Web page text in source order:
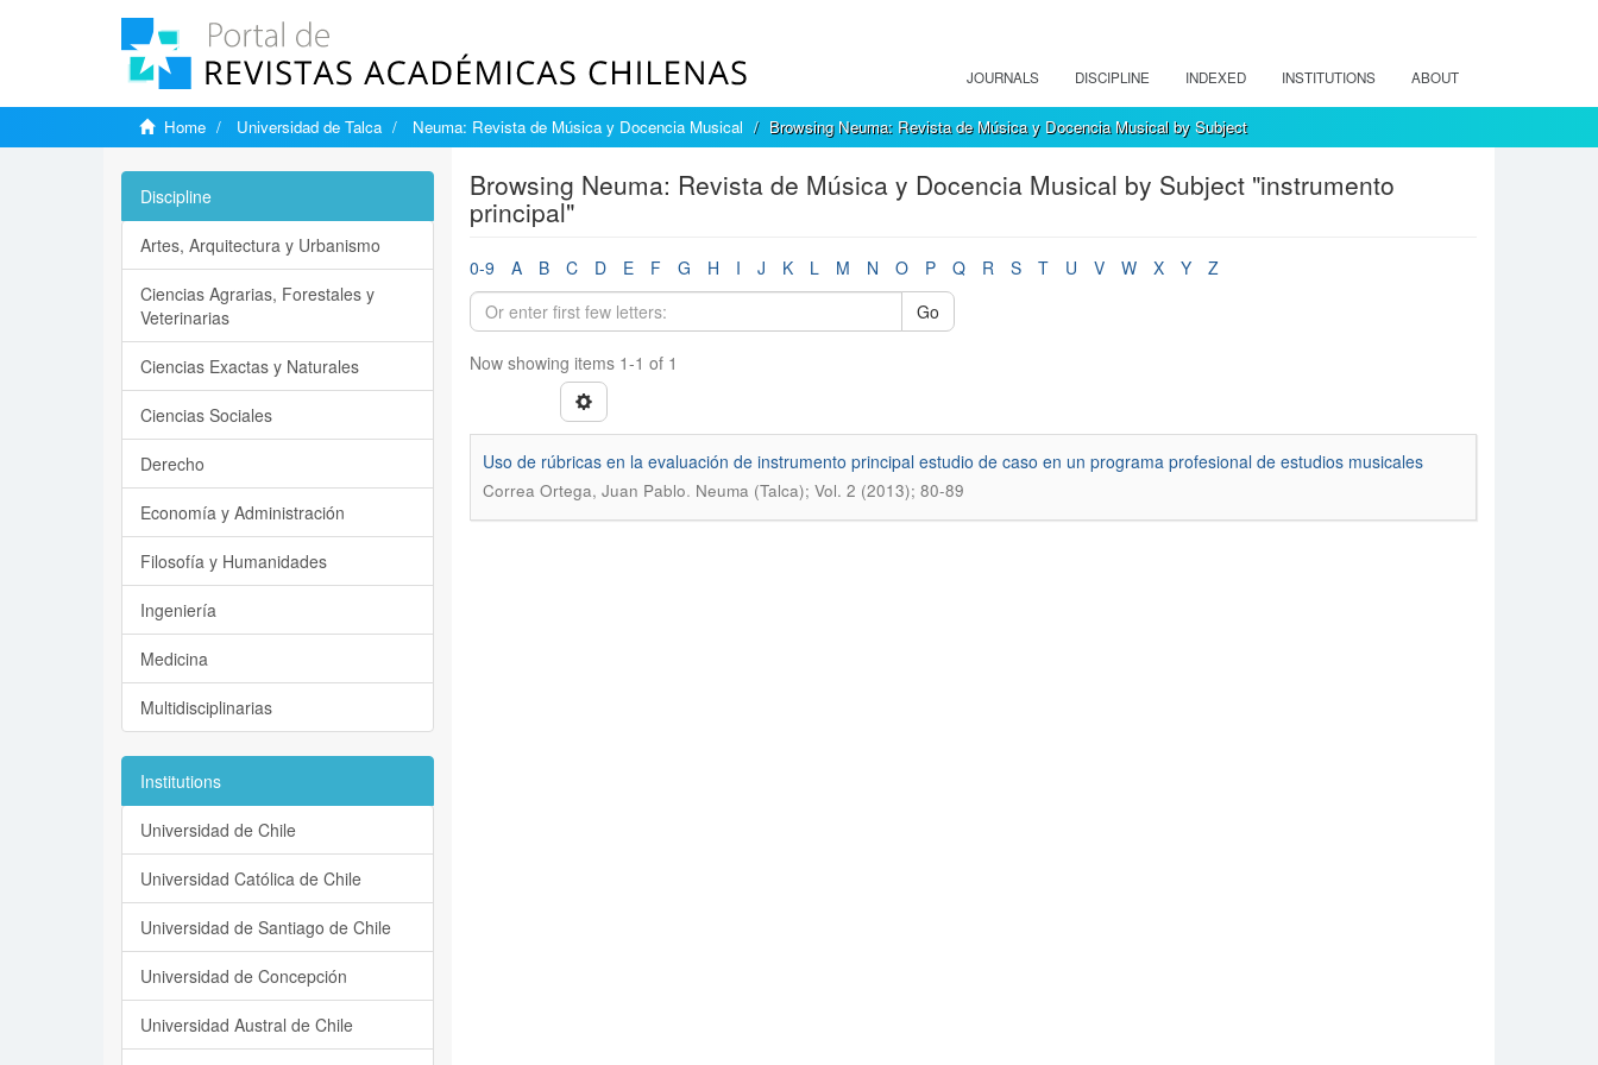
JOURNALS DISCIPLINE INDEXED INSTITUTIONS ABOUT
Home Universidad de Talca Neuma: Revista de Música y Docencia Musical Browsing Neuma: Revista de Música y Docencia Musical by Subject
Browsing Neuma: Revista de Música y Docencia Musical by Subject "instrumento
principal"
0-9 A B C D E F G H I J K L M N O P Q R S T U V W X Y
Z
Go
Now showing items 1-1 of 1
Uso de rúbricas en la evaluación de instrumento principal estudio de caso en un programa profesional de estudios musicales
Correa Ortega, Juan Pablo. Neuma (Talca); Vol. 2 (2013); 80-89
Discipline
Artes, Arquitectura y Urbanismo
Ciencias Agrarias, Forestales y
Veterinarias
Ciencias Exactas y Naturales
Ciencias Sociales
Derecho
Economía y Administración
Filosofía y Humanidades
Ingeniería
Medicina
Multidisciplinarias
Institutions
Universidad de Chile
Universidad Católica de Chile
Universidad de Santiago de Chile
Universidad de Concepción
Universidad Austral de Chile